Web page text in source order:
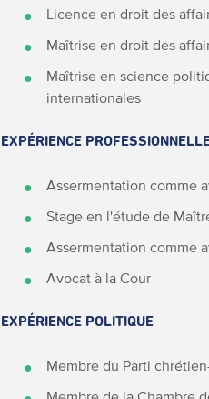
Licence en droit des
Maîtrise en droit des
Maîtrise en science
internationales
EXPÉRIENCE
Assermentation comme
Stage en l'étude de
Assermentation comme
Avocat à la Cour
EXPÉRIENCE POLITIQUE
Membre du Parti